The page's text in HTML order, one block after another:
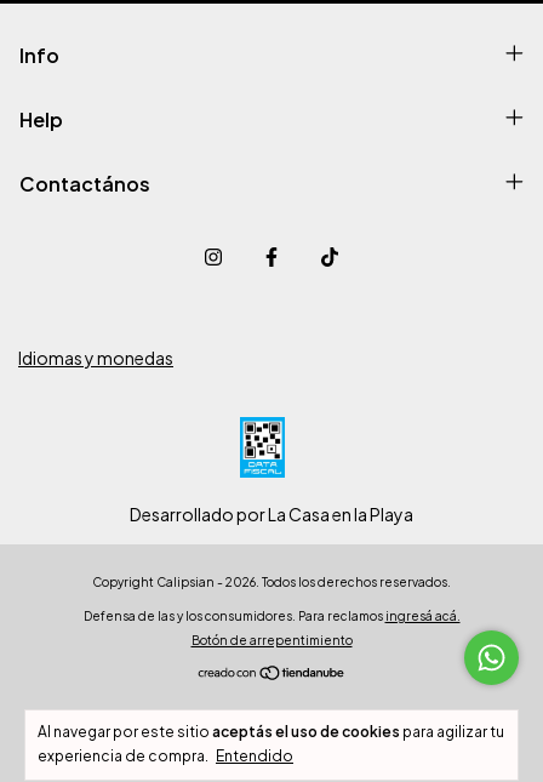
Al navegar por este sitio aceptás el uso de cookies para agilizar tu
experiencia de compra. Entendido
Info
Help
Contactános
Idiomas y monedas
Desarrollado por La Casa en la Playa
Copyright Calipsian - 2026. Todos los derechos reservados.
Defensa de las y los consumidores. Para reclamos ingresá acá.
Botón de arrepentimiento